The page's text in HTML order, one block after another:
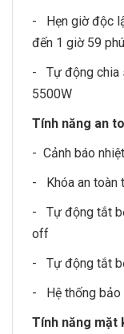
- Hẹn giờ độc
đến 1 giờ 59
- Tự động chia
5500W
Tính năng an
- Cảnh báo
- Khóa an toàn
- Tự động tắt
off
- Tự động tắt
- Hệ thống bảo
Tính năng mặt